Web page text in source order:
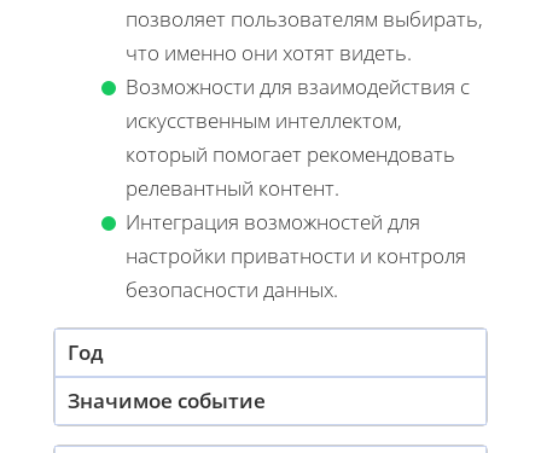
позволяет пользователям выбирать,
что именно они хотят видеть.
Возможности для взаимодействия с
искусственным интеллектом,
который помогает рекомендовать
релевантный контент.
Интеграция возможностей для
настройки приватности и контроля
безопасности данных.
Год
Значимое событие